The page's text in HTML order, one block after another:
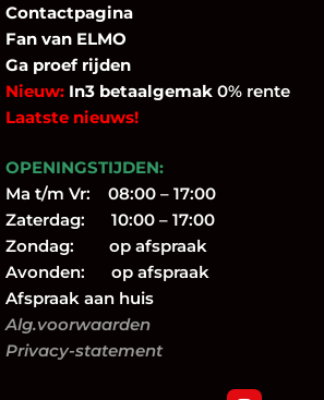
Contactpagina
Fan van ELMO
Ga proef rijden
Nieuw: In3 betaalgemak 0% rente
Laatste nieuws!
OPENINGSTIJDEN:
Ma t/m Vr: 08:00 – 17:00
Zaterdag: 10:00 – 17:00
Zondag: op afspraak
Avonden: op afspraak
Afspraak aan huis
Alg.voorwaarden
Privacy-statement